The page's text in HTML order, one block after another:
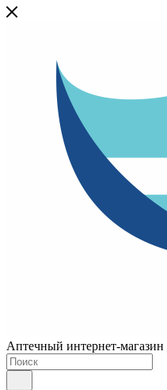
Аптечный интернет-магазин